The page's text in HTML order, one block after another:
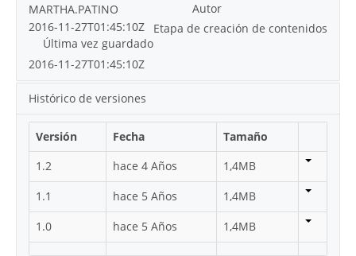
Autor
MARTHA.PATINO
Etapa de creación de contenidos
2016-11-27T01:45:10Z
Última vez guardado
2016-11-27T01:45:10Z
Histórico de versiones
Versión Fecha
Tamaño
1.2
hace 4 Años
1,4MB
1.1
hace 5 Años
1,4MB
1.0
hace 5 Años 1,4MB